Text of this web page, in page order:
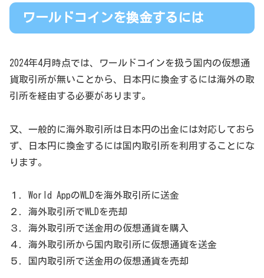
ワールドコインを換金するには
2024年4月時点では、ワールドコインを扱う国内の仮想通
貨取引所が無いことから、日本円に換金するには海外の取
引所を経由する必要があります。
又、一般的に海外取引所は日本円の出金には対応しておら
ず、日本円に換金するには国内取引所を利用することにな
ります。
１．World AppのWLDを海外取引所に送金
２．海外取引所でWLDを売却
３．海外取引所で送金用の仮想通貨を購入
４．海外取引所から国内取引所に仮想通貨を送金
５．国内取引所で送金用の仮想通貨を売却